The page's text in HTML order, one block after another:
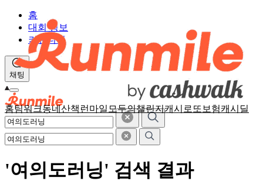
홈팀워크동네산책 런마일 모두의챌린지캐시로또 보험캐시딜
홈
대회 정보
커뮤니티
채팅
'여의도러닝' 검색 결과